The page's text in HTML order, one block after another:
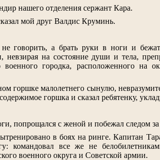
нашего отделения сержант Кара.
мой друг Валдис Круминь.
не говорить, а брать руки в ноги и
невзирая на состояние души и тела,
военного городка, расположенного
горшке малолетнего сынулю,
горшка и сказал ребятенку,
попрощался с женой и побежал следом
в боях на ринге. Капитан
командовал все же не
военного округа и Советской армии.